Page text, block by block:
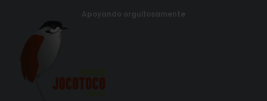
Apoyando orgullosamente